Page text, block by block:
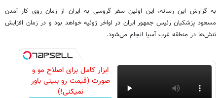
به گزارش این رسانه، این اولین سفر گروسی به ایران از زمان روی کار آمدن
مسعود پزشکیان رئیس جمهور ایران در اواخر ژوئیه خواهد بود و در زمان افزایش
تنش‌ها در منطقه غرب آسیا انجام می‌شود.
ابزار کامل برای اصلاح مو و
صورت (قیمت رو ببینی باور
نمیکنی!)